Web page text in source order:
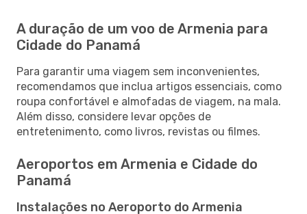
A duração de um voo de Armenia para
Cidade do Panamá
Para garantir uma viagem sem inconvenientes,
recomendamos que inclua artigos essenciais, como
roupa confortável e almofadas de viagem, na mala.
Além disso, considere levar opções de
entretenimento, como livros, revistas ou filmes.
Aeroportos em Armenia e Cidade do
Panamá
Instalações no Aeroporto do Armenia